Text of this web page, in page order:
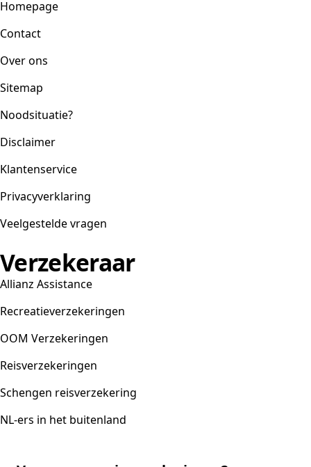
Homepage
Contact
Over ons
Sitemap
Noodsituatie?
Disclaimer
Klantenservice
Privacyverklaring
Veelgestelde vragen
Verzekeraar
Allianz Assistance
Recreatieverzekeringen
OOM Verzekeringen
Reisverzekeringen
Schengen reisverzekering
NL-ers in het buitenland